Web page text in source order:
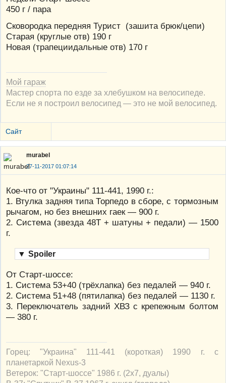
450 г / пара
Сковородка передняя Турист (зашита брюк/цепи)
Старая (круглые отв) 190 г
Новая (трапециидальные отв) 170 г
Мой гараж
Мастер спорта по езде за хлебушком на велосипеде.
Если не я построил велосипед — это не мой велосипед.
Сайт
murabel
27-11-2017 01:07:14
Кое-что от "Украины" 111-441, 1990 г.:
1. Втулка задняя типа Торпедо в сборе, с тормозным
рычагом, но без внешних гаек — 900 г.
2. Система (звезда 48Т + шатуны + педали) — 1500
г.
▼ Spoiler
От Старт-шоссе:
1. Система 53+40 (трёхлапка) без педалей — 940 г.
2. Система 51+48 (пятилапка) без педалей — 1130 г.
3. Переключатель задний ХВЗ с крепежным болтом
— 380 г.
Горец: "Украина" 111-441 (короткая) 1990 г. с
планетаркой Nexus-3
Ветерок: "Старт-шоссе" 1986 г. (2х7, дуалы)